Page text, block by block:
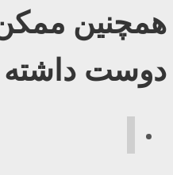
همچنین
دوست